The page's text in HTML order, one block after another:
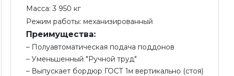
Масса: 3 950 кг
Режим работы: механизированный
Преимущества:
Полуавтоматическая подача поддонов
Уменьшенный "Ручной труд"
Выпускает бордюр ГОСТ 1м вертикально (стоя)